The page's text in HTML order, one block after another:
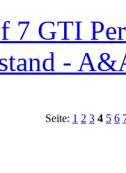
7 GTI
-
Seite: 1 2 3 4 5 6